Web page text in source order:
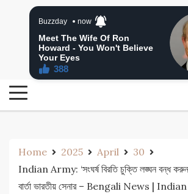
24 Ghanta Bangla News
24 Ghanta Bengali News
Home 2025 April
30
Indian Army: ‘সংঘর্ষ বিরতি চুক্তি লঙ্ঘন বন্ধ
বার্তা ভারতীয় সেনার – Bengali News |